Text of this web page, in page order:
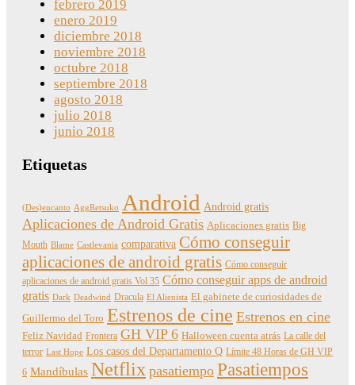
febrero 2019
enero 2019
diciembre 2018
noviembre 2018
octubre 2018
septiembre 2018
agosto 2018
julio 2018
junio 2018
Etiquetas
(Des)encanto AggRetsuko Android Android gratis
Aplicaciones de Android Gratis Aplicaciones gratis Big
Mouth Blame Castlevania comparativa Cómo conseguir
aplicaciones de android gratis Cómo conseguir
aplicaciones de android gratis Vol 35 Cómo conseguir apps de android
gratis Dark Deadwind Dracula El Alienista El gabinete de curiosidades de
Guillermo del Toro Estrenos de cine Estrenos en cine
Feliz Navidad Frontera GH VIP 6 Halloween cuenta atrás La calle del
terror Last Hope Los casos del Departamento Q Límite 48 Horas de GH VIP
6 Mandíbulas Netflix pasatiempo Pasatiempos